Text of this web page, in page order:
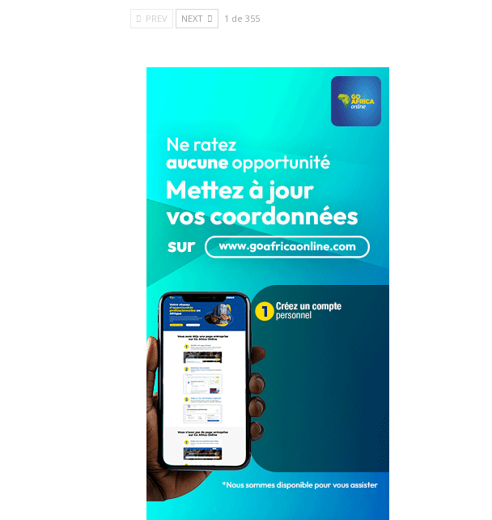
PREV NEXT 1 de 355